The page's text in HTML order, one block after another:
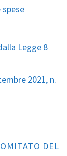
Legge 8
2021, n.
DEL